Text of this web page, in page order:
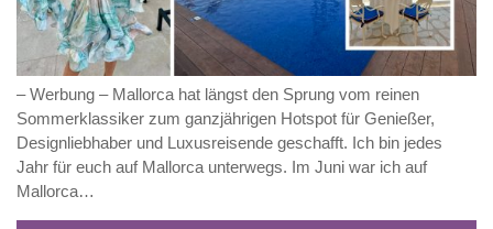
– Werbung – Mallorca hat längst den Sprung vom reinen
Sommerklassiker zum ganzjährigen Hotspot für Genießer,
Designliebhaber und Luxusreisende geschafft. Ich bin jedes
Jahr für euch auf Mallorca unterwegs. Im Juni war ich auf
Mallorca…